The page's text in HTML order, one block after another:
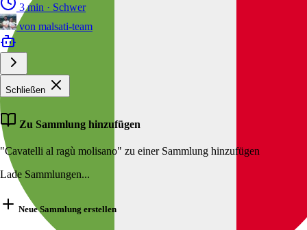
3 min · Schwer
von malsati-team
Schließen
Zu Sammlung hinzufügen
"Cavatelli al ragù molisano" zu einer Sammlung hinzufügen
Lade Sammlungen...
Neue Sammlung erstellen